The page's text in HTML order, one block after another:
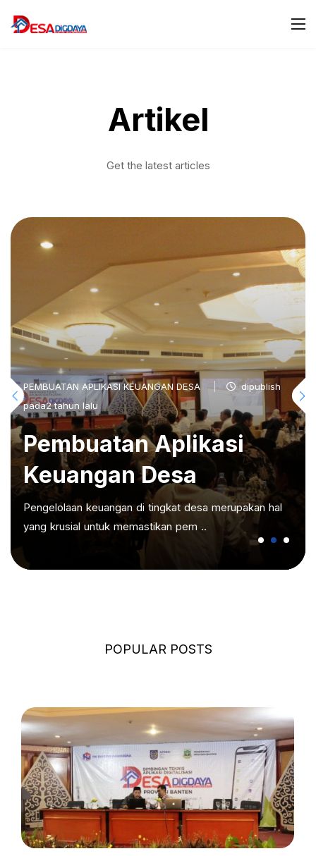
Artikel
Get the latest articles
PEMBUATAN APLIKASI KEUANGAN DESA
dipublish
pada2 tahun lalu
Pembuatan Aplikasi
Keuangan Desa
Pengelolaan keuangan di tingkat desa merupakan hal
yang krusial untuk memastikan pem ..
POPULAR POSTS